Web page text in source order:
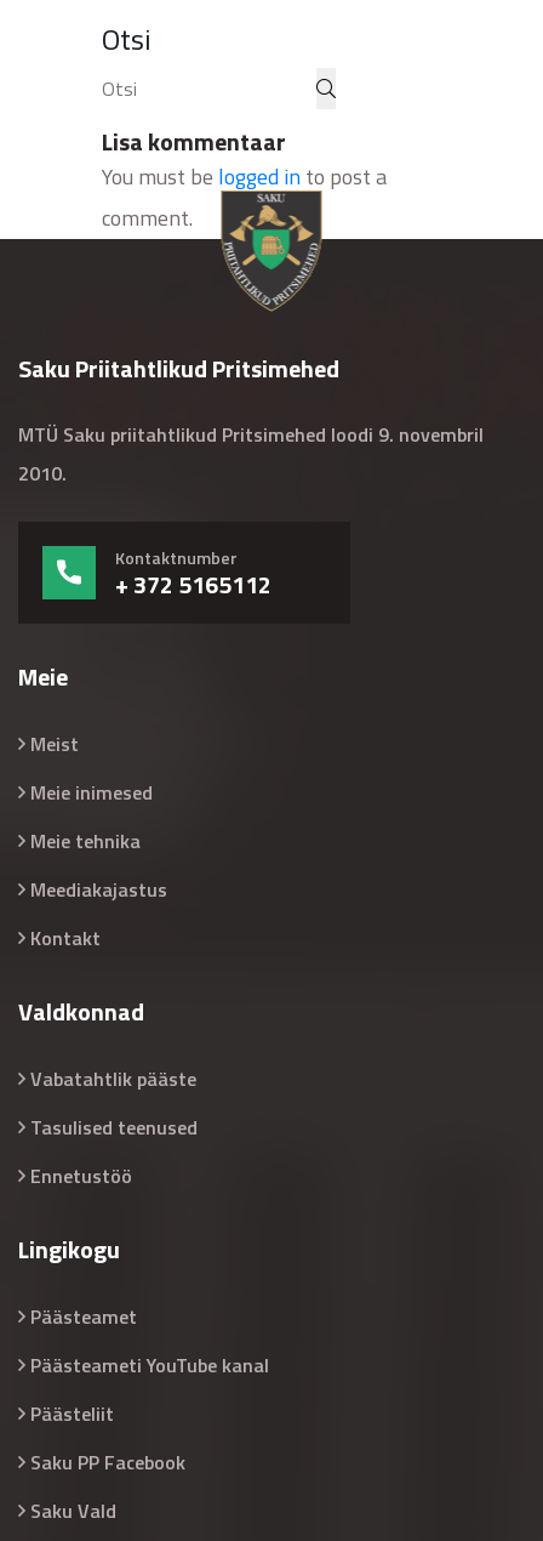
Otsi
Lisa kommentaar
You must be logged into post a
comment.
Saku Priitahtlikud Pritsimehed
MTÜ Saku priitahtlikud Pritsimehed loodi 9. novembril
2010.
Kontaktnumber
+ 372 5165112
Meie
Meist
Meie inimesed
Meie tehnika
Meediakajastus
Kontakt
Valdkonnad
Vabatahtlik pääste
Tasulised teenused
Ennetustöö
Lingikogu
Päästeamet
Päästeameti YouTube kanal
Päästeliit
Saku PP Facebook
Saku Vald